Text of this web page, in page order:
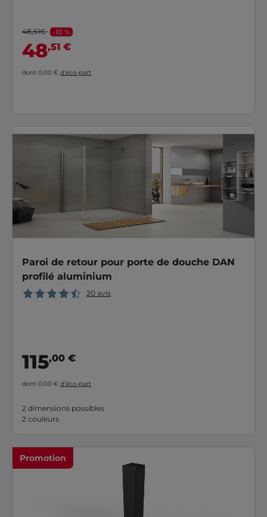
48,51€ -10 %
48,51 €
dont 0,00 € d’éco-part
Paroi de retour pour porte de douche DAN
profilé aluminium
20 avis
115,00 €
dont 0,00 € d’éco-part
2 dimensions possibles
2 couleurs
Promotion